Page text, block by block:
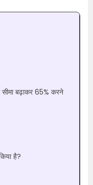
सीमा बढ़ाकर 65% करने
है?